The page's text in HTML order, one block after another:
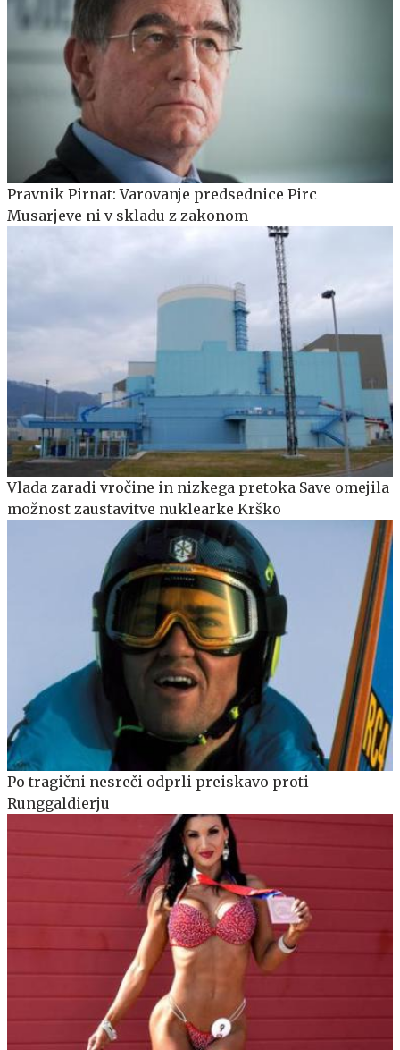
Pravnik Pirnat: Varovanje predsednice Pirc
Musarjeve ni v skladu z zakonom
Vlada zaradi vročine in nizkega pretoka Save omejila
možnost zaustavitve nuklearke Krško
Po tragični nesreči odprli preiskavo proti
Runggaldierju